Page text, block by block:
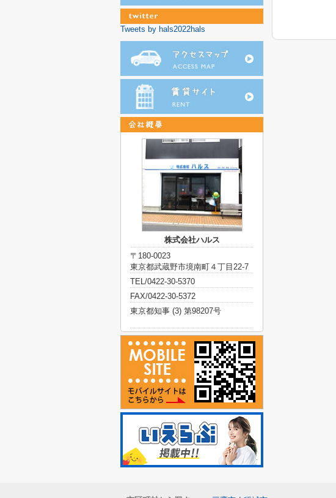
Tweets by hals2022hals
株式会社ハルス
〒180-0023
東京都武蔵野市境南町４丁目22-7
TEL/0422-30-5370
FAX/0422-30-5372
東京都知事 (3) 第98207号